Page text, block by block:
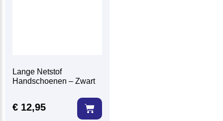
Lange Netstof
Handschoenen – Zwart
€ 12,95